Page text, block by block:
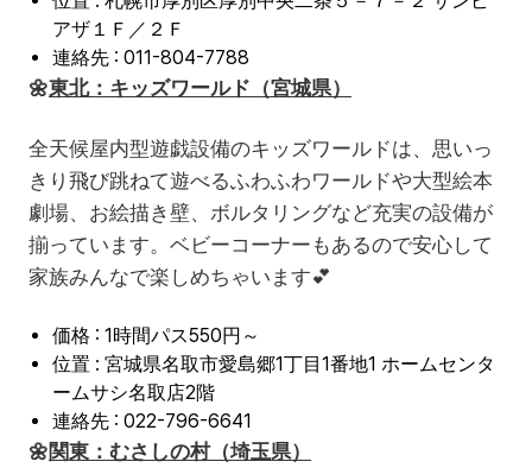
アザ１Ｆ／２Ｆ
連絡先 : 011-804-7788
🌼東北：キッズワールド（宮城県）
全天候屋内型遊戯設備のキッズワールドは、思いっ
きり飛び跳ねて遊べるふわふわワールドや大型絵本
劇場、お絵描き壁、ボルタリングなど充実の設備が
揃っています。ベビーコーナーもあるので安心して
家族みんなで楽しめちゃいます💕
価格 : 1時間パス550円～
位置 : 宮城県名取市愛島郷1丁目1番地1 ホームセンタ
ームサシ名取店2階
連絡先 : 022-796-6641
🌼関東：むさしの村（埼玉県）